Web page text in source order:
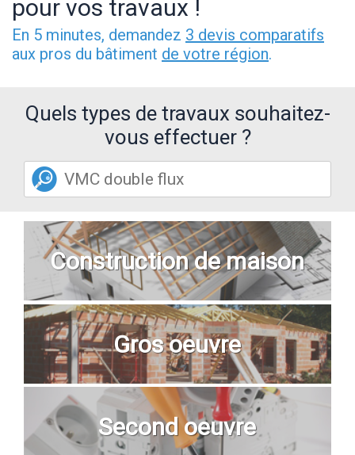
pour vos travaux !
En 5 minutes, demandez 3 devis comparatifs
aux pros du bâtiment de votre région.
Quels types de travaux souhaitez-
vous effectuer ?
Construction de maison
Gros oeuvre
Second oeuvre